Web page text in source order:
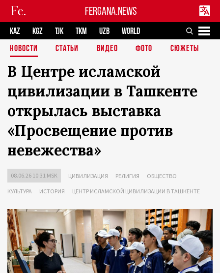
FERGANA.NEWS
KAZ KGZ TJK TKM UZB
WORLD
НОВОСТИ
СТАТЬИ ВИДЕО ФОТО СЮЖЕТЫ
В Центре исламской
цивилизации в Ташкенте
открылась выставка
«Просвещение против
невежества»
08.06.26 10:31 MSK ЦИВИЛИЗАЦИЯ РЕЛИГИЯ ОБЩЕСТВО
КУЛЬТУРА ИСТОРИЯ ЦЕНТР ИСЛАМСКОЙ ЦИВИЛИЗАЦИИ В ТАШКЕНТЕ